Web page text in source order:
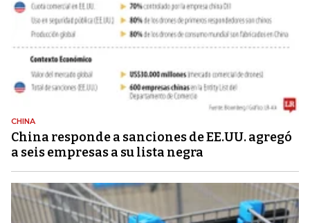
CHINA
China responde a sanciones de EE.UU. agregó
a seis empresas a su lista negra